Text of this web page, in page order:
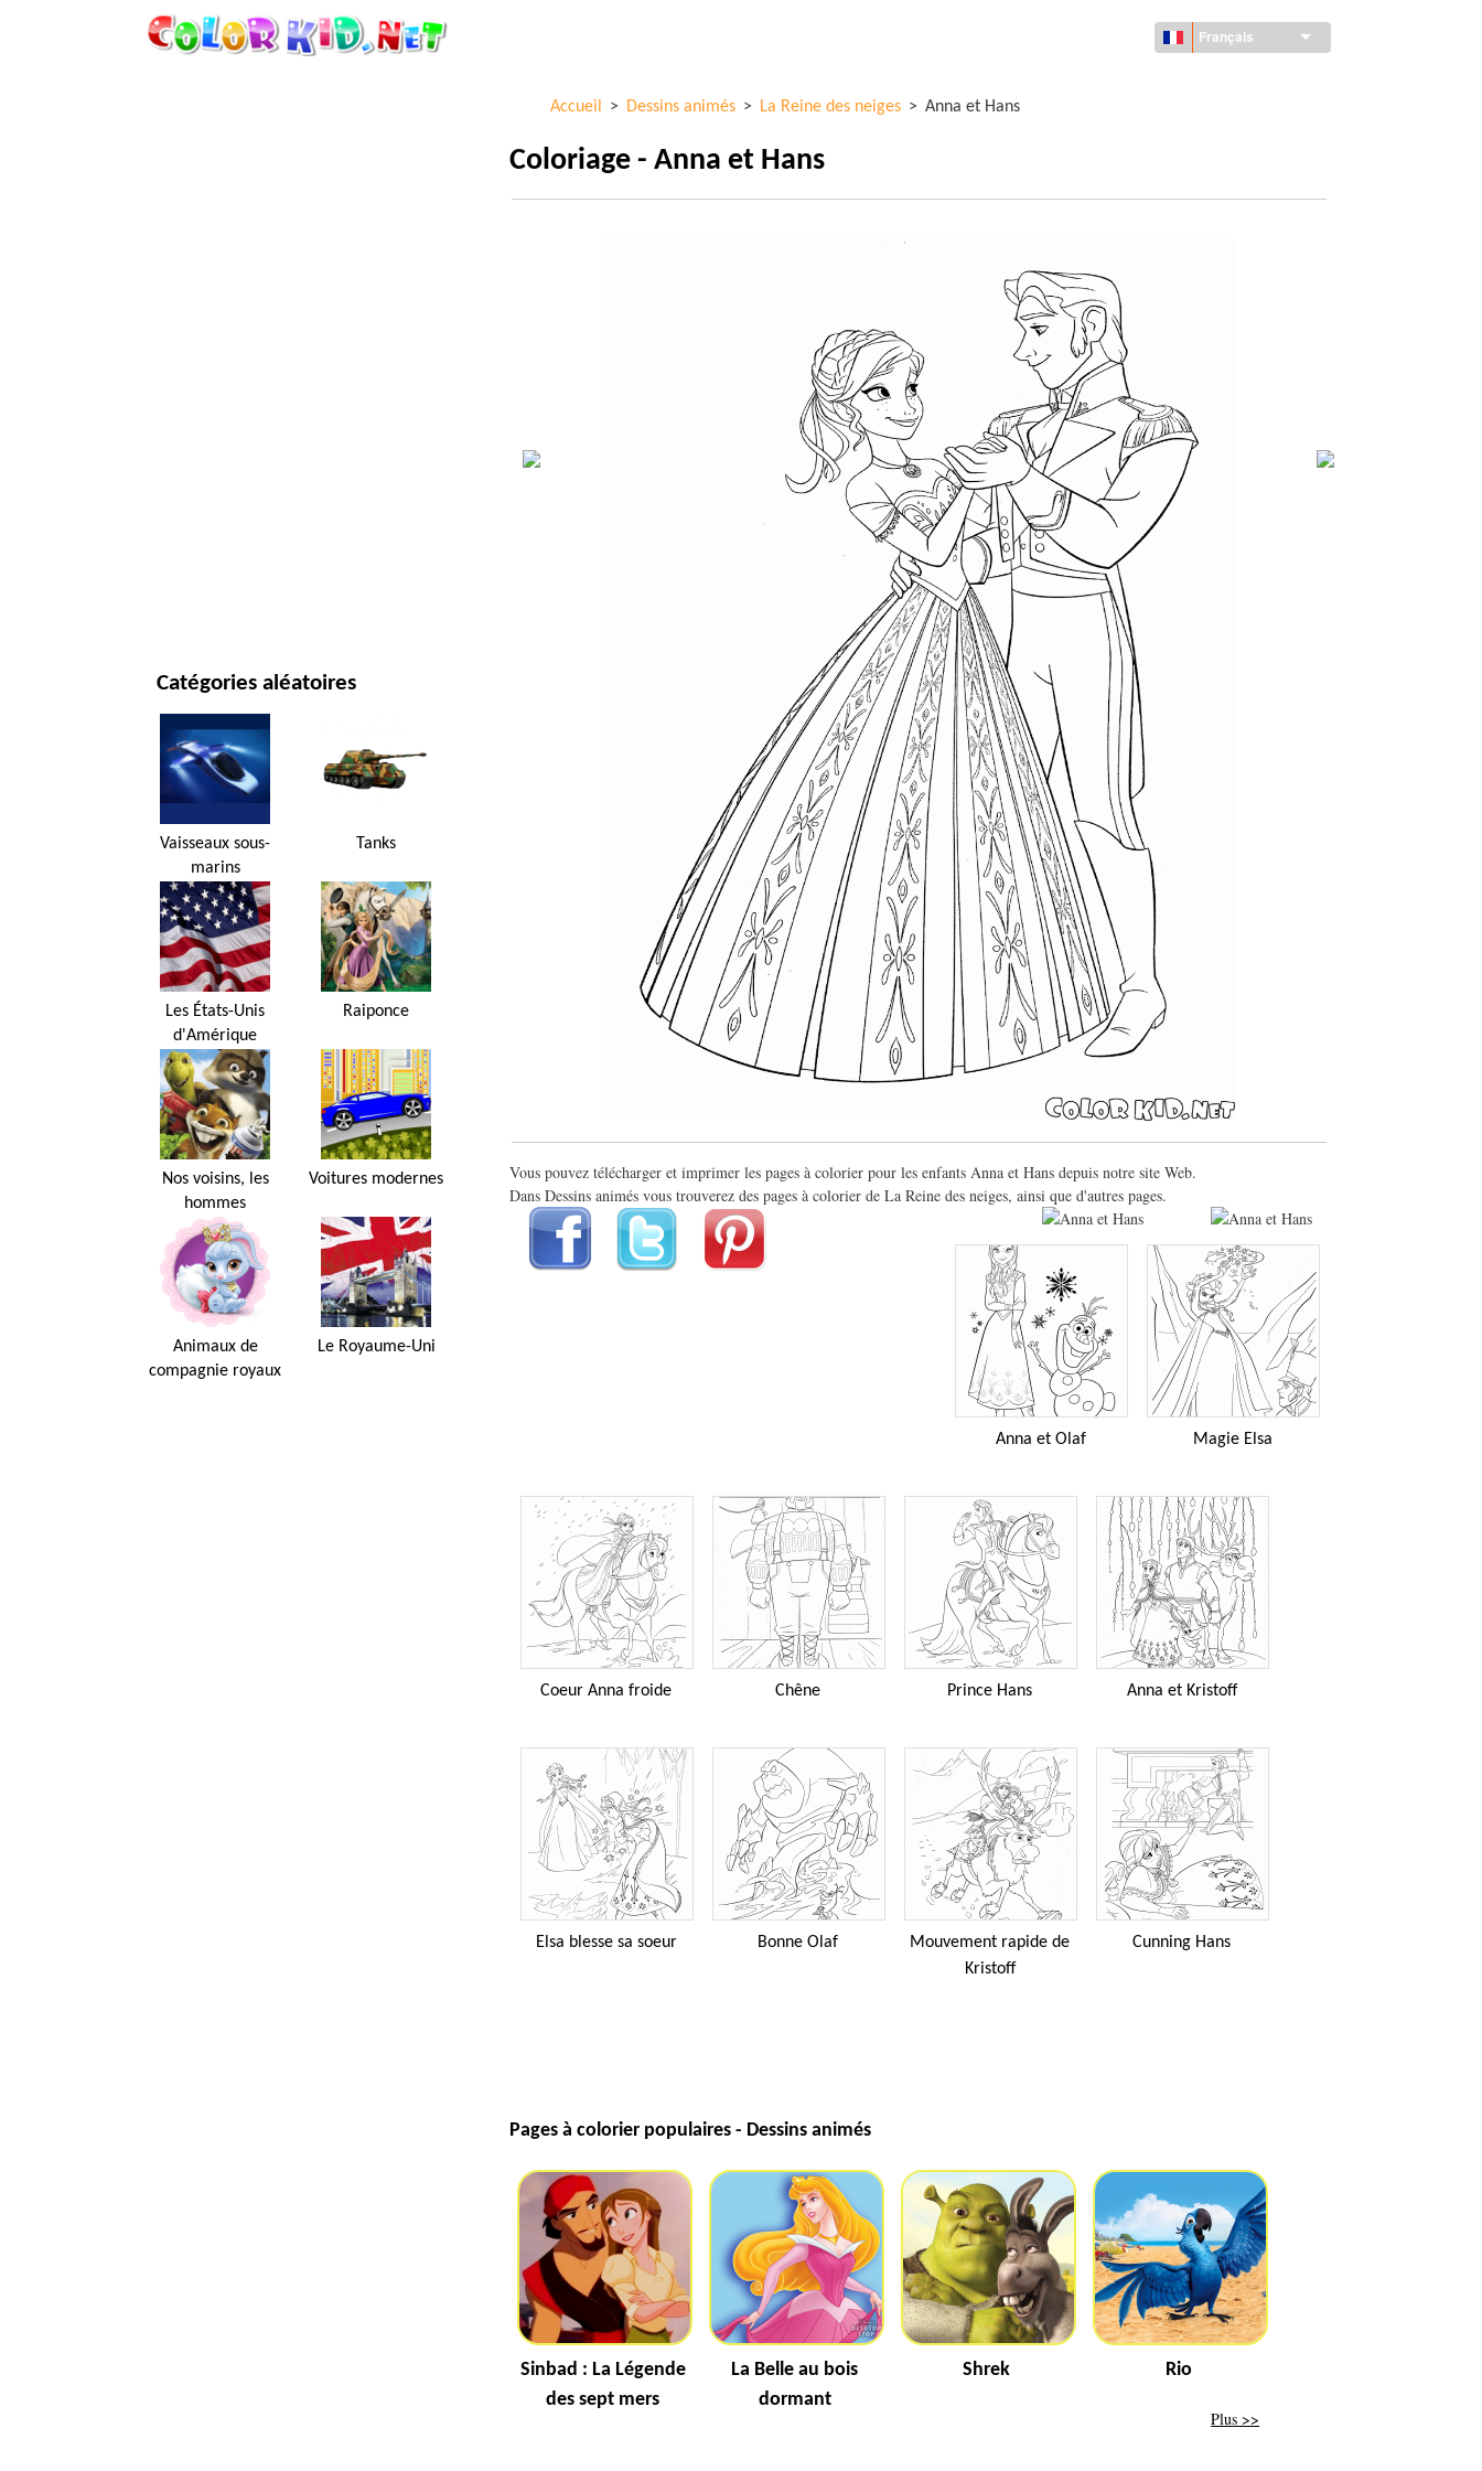
Français
Catégories aléatoires
Vaisseaux sous-
marins
Tanks
Les États-Unis
d'Amérique
Raiponce
Nos voisins, les
hommes
Voitures modernes
Animaux de
compagnie royaux
Le Royaume-Uni
Accueil > Dessins animés > La Reine des neiges > Anna et Hans
Coloriage - Anna et Hans
Vous pouvez télécharger et imprimer les pages à colorier pour les enfants Anna et Hans depuis notre site Web.
Dans Dessins animés vous trouverez des pages à colorier de La Reine des neiges, ainsi que d'autres pages.
Anna et Olaf Magie Elsa
Coeur Anna froide Chêne Prince Hans Anna et Kristoff
Elsa blesse sa soeur Bonne Olaf
Mouvement rapide de
Kristoff
Cunning Hans
Pages à colorier populaires - Dessins animés
Sinbad : La Légende
des sept mers
La Belle au bois
dormant
Shrek Rio
Plus >>